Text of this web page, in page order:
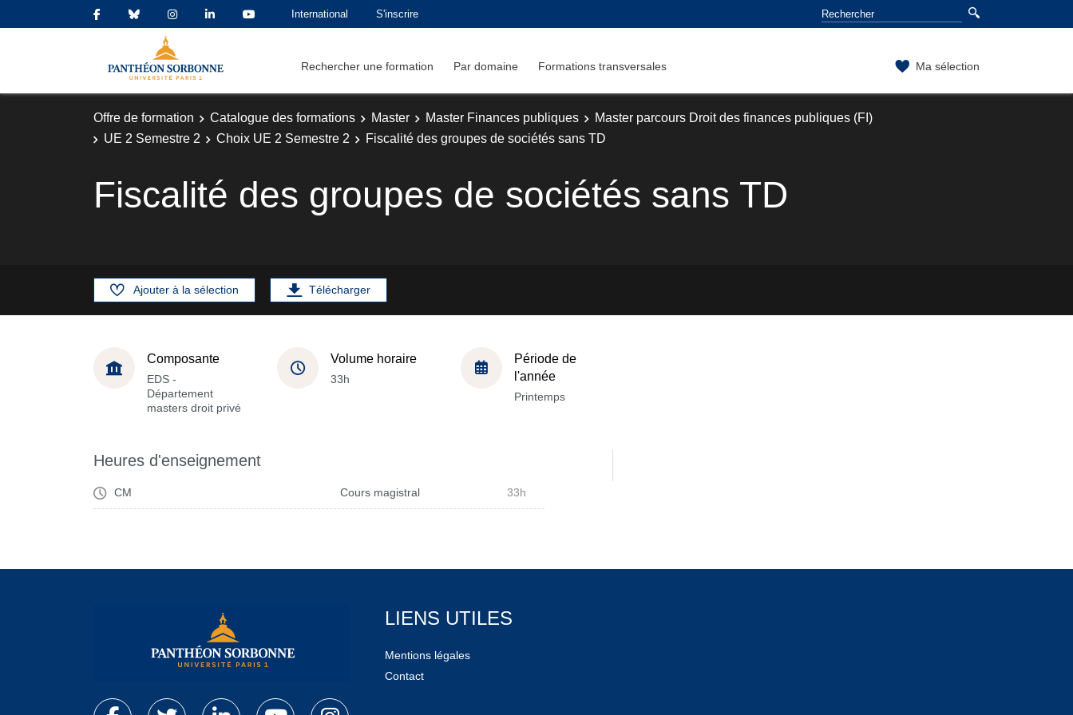
International S'inscrire
Rechercher une formation Par domaine Formations transversales Ma sélection
Offre de formation Catalogue des formations Master Master Finances publiques
Master parcours Droit des finances publiques (FI)
UE 2 Semestre 2
Choix UE 2 Semestre 2 Fiscalité des groupes de sociétés sans TD
Fiscalité des groupes de sociétés sans TD
Ajouter à la sélection Télécharger
Composante
EDS -
Département
masters droit privé
Volume horaire
33h
Période de
l'année
Printemps
Heures d'enseignement
CM Cours magistral 33h
LIENS UTILES
Mentions légales
Contact